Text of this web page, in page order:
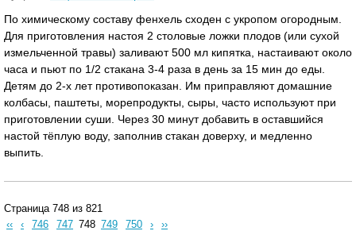
По химическому составу фенхель сходен с укропом огородным.
Для приготовления настоя 2 столовые ложки плодов (или сухой
измельченной травы) заливают 500 мл кипятка, настаивают около
часа и пьют по 1/2 стакана 3-4 раза в день за 15 мин до еды.
Детям до 2-х лет противопоказан. Им приправляют домашние
колбасы, паштеты, морепродукты, сыры, часто используют при
приготовлении суши. Через 30 минут добавить в оставшийся
настой тёплую воду, заполнив стакан доверху, и медленно
выпить.
Страница 748 из 821
‹‹
‹ 746 747 748 749 750 › ››